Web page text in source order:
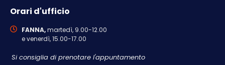
Orari d'ufficio
FANNA,martedì, 9.00-12.00
e venerdì, 15.00-17.00
Si consiglia di prenotare l'appuntamento